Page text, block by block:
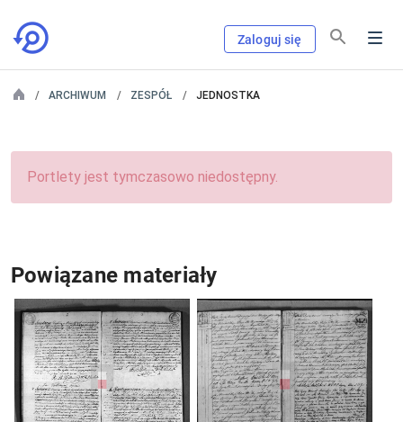
Zaloguj się
ARCHIWUM ZESPÓŁ JEDNOSTKA
Portlety jest tymczasowo niedostępny.
Powiązane materiały